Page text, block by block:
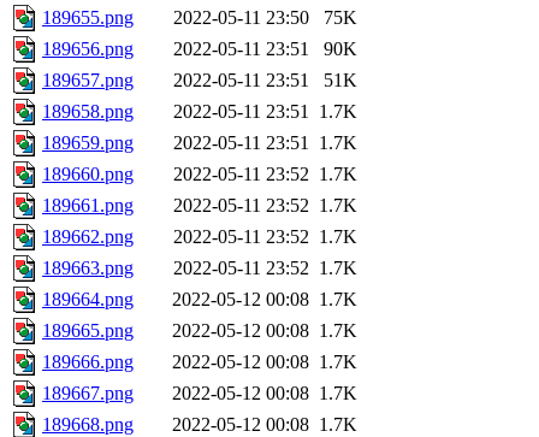
189655.png
2022-05-11 23:50
75K
189656.png
2022-05-11 23:51
90K
189657.png
2022-05-11 23:51
51K
189658.png
2022-05-11 23:51 1.7K
189659.png
2022-05-11 23:51 1.7K
189660.png
2022-05-11 23:52 1.7K
189661.png
2022-05-11 23:52 1.7K
189662.png
2022-05-11 23:52 1.7K
189663.png
2022-05-11 23:52 1.7K
189664.png
2022-05-12 00:08 1.7K
189665.png
2022-05-12 00:08 1.7K
189666.png
2022-05-12 00:08 1.7K
189667.png
2022-05-12 00:08 1.7K
189668.png
2022-05-12 00:08 1.7K